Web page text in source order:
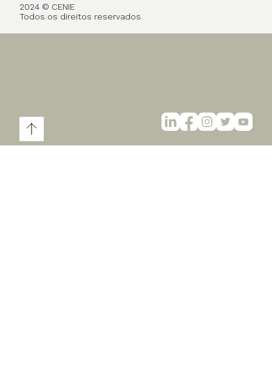
2024 © CENIE
Todos os direitos reservados